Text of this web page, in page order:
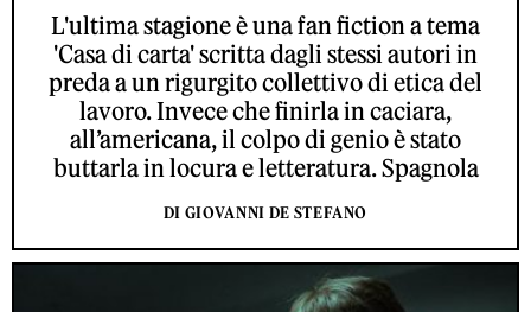
L'ultima stagione è una fan fiction a tema
'Casa di carta' scritta dagli stessi autori in
preda a un rigurgito collettivo di etica del
lavoro. Invece che finirla in caciara,
all’americana, il colpo di genio è stato
buttarla in locura e letteratura. Spagnola
DI GIOVANNI DE STEFANO